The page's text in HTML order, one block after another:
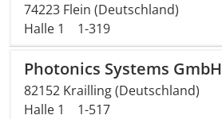
74223 Flein (Deutschland)
Halle 1
1-319
Photonics Systems GmbH
82152 Krailling (Deutschland)
Halle 1
1-517